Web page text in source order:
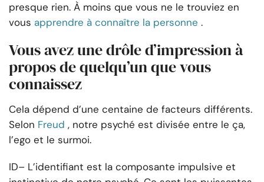
presque rien. À moins que vous ne le trouviez en
vous apprendre à connaître la personne .
Vous avez une drôle d’impression à
propos de quelqu’un que vous
connaissez
Cela dépend d’une centaine de facteurs différents.
Selon Freud , notre psyché est divisée entre le ça,
l’ego et le surmoi.
ID– L’identifiant est la composante impulsive et